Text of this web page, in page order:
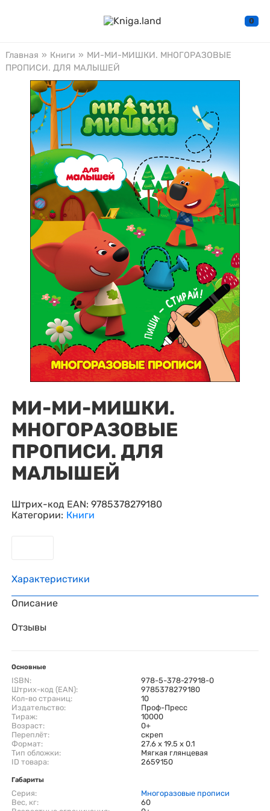
0
Главная » Книги » МИ-МИ-МИШКИ. МНОГОРАЗОВЫЕ
ПРОПИСИ. ДЛЯ МАЛЫШЕЙ
МИ-МИ-МИШКИ.
МНОГОРАЗОВЫЕ
ПРОПИСИ. ДЛЯ
МАЛЫШЕЙ
Штрих-код EAN: 9785378279180
Категории: Книги
Характеристики
Описание
Отзывы
Основные
ISBN:
978-5-378-27918-0
Штрих-код (EAN):
9785378279180
Кол-во страниц:
10
Издательство:
Проф-Пресс
Тираж:
10000
Возраст:
0+
Переплёт:
скреп
Формат:
27.6 x 19.5 x 0.1
Тип обложки:
Мягкая глянцевая
ID товара:
2659150
Габариты
Серия:
Многоразовые прописи
Вес, кг:
60